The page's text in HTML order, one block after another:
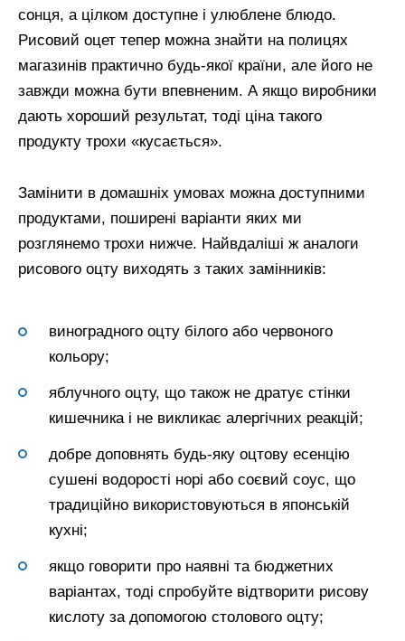
сонця, а цілком доступне і улюблене блюдо.
Рисовий оцет тепер можна знайти на полицях
магазинів практично будь-якої країни, але його не
завжди можна бути впевненим. А якщо виробники
дають хороший результат, тоді ціна такого
продукту трохи «кусається».
Замінити в домашніх умовах можна доступними
продуктами, поширені варіанти яких ми
розглянемо трохи нижче. Найвдаліші ж аналоги
рисового оцту виходять з таких замінників:
виноградного оцту білого або червоного
кольору;
яблучного оцту, що також не дратує стінки
кишечника і не викликає алергічних реакцій;
добре доповнять будь-яку оцтову есенцію
сушені водорості норі або соєвий соус, що
традиційно використовуються в японській
кухні;
якщо говорити про наявні та бюджетних
варіантах, тоді спробуйте відтворити рисову
кислоту за допомогою столового оцту;